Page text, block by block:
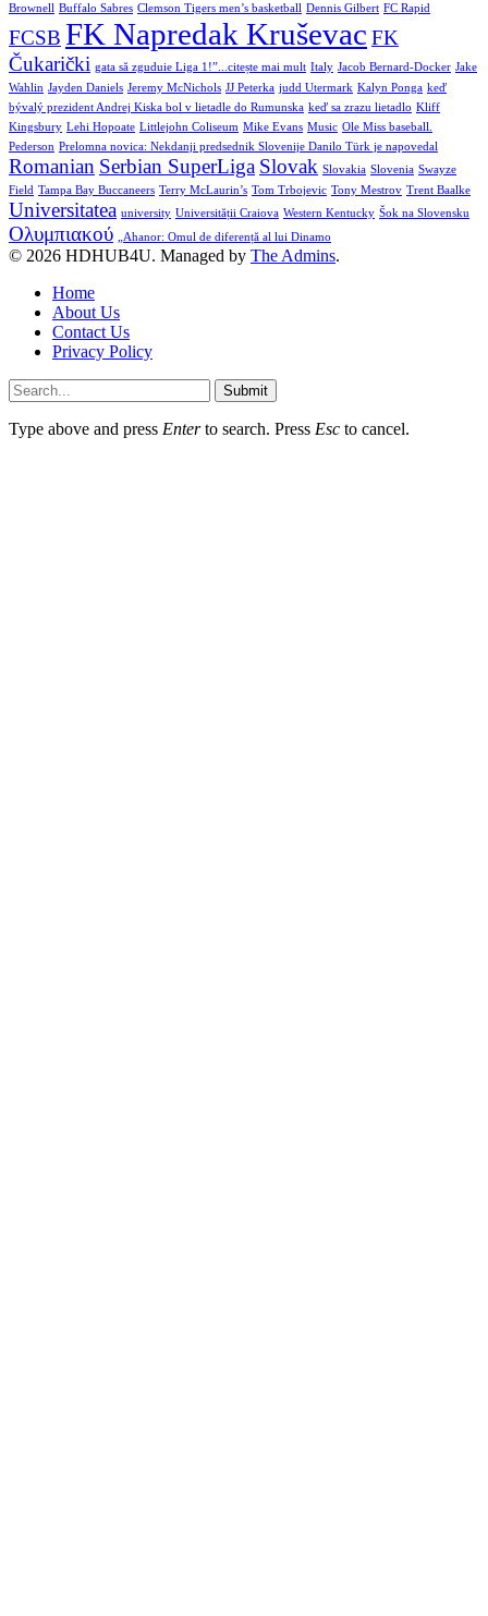
Brownell Buffalo Sabres Clemson Tigers men’s basketball Dennis Gilbert FC Rapid
FCSB FK Napredak Kruševac FK
Čukarički gata să zguduie Liga 1!”...citește mai mult Italy Jacob Bernard-Docker Jake
Wahlin Jayden Daniels Jeremy McNichols JJ Peterka judd Utermark Kalyn Ponga keď
bývalý prezident Andrej Kiska bol v lietadle do Rumunska keď sa zrazu lietadlo Kliff
Kingsbury Lehi Hopoate Littlejohn Coliseum Mike Evans Music Ole Miss baseball.
Pederson Prelomna novica: Nekdanji predsednik Slovenije Danilo Türk je napovedal
Romanian Serbian SuperLiga Slovak Slovakia Slovenia Swayze
Field Tampa Bay Buccaneers Terry McLaurin’s Tom Trbojevic Tony Mestrov Trent Baalke
Universitatea university Universității Craiova Western Kentucky Šok na Slovensku
Ολυμπιακού „Ahanor: Omul de diferență al lui Dinamo
© 2026 HDHUB4U. Managed by The Admins.
Home
About Us
Contact Us
Privacy Policy
Submit
Type above and press Enterto search. Press Esc to cancel.